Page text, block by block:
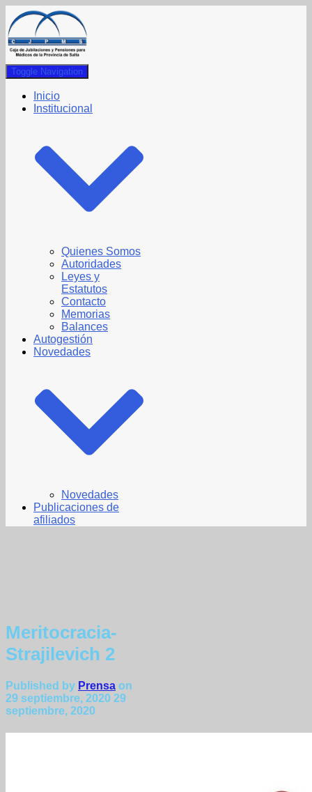
Toggle Navigation
Inicio
Institucional
Quienes Somos
Autoridades
Leyes y
Estatutos
Contacto
Memorias
Balances
Autogestión
Novedades
Novedades
Publicaciones de
afiliados
Meritocracia-
Strajilevich 2
Published by Prensa on
29 septiembre, 2020 29
septiembre, 2020